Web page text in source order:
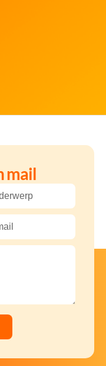
mail